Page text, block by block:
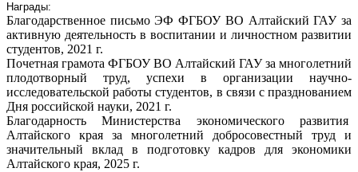
Награды:
Благодарственное письмо ЭФ ФГБОУ ВО Алтайский ГАУ за
активную деятельность в воспитании и личностном развитии
студентов, 2021 г.
Почетная грамота ФГБОУ ВО Алтайский ГАУ за многолетний
плодотворный труд, успехи в организации научно-
исследовательской работы студентов, в связи с празднованием
Дня российской науки, 2021 г.
Благодарность Министерства экономического развития
Алтайского края за многолетний добросовестный труд и
значительный вклад в подготовку кадров для экономики
Алтайского края, 2025 г.